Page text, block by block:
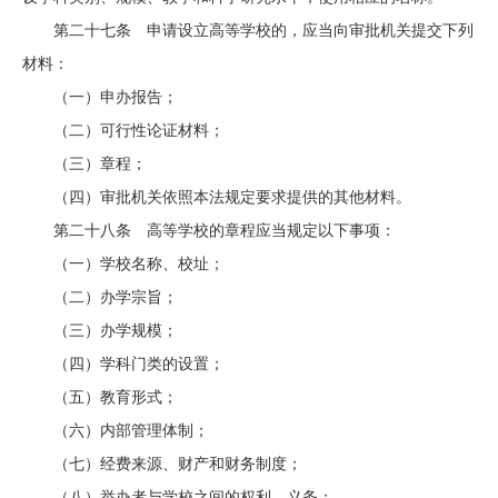
第二十七条 申请设立高等学校的，应当向审批机关提交下列
材料：
（一）申办报告；
（二）可行性论证材料；
（三）章程；
（四）审批机关依照本法规定要求提供的其他材料。
第二十八条 高等学校的章程应当规定以下事项：
（一）学校名称、校址；
（二）办学宗旨；
（三）办学规模；
（四）学科门类的设置；
（五）教育形式；
（六）内部管理体制；
（七）经费来源、财产和财务制度；